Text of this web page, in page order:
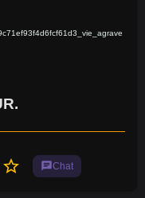
star_border chatChat